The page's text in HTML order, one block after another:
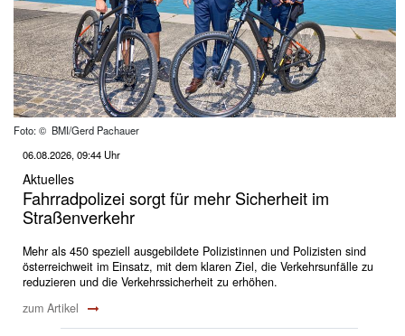
Foto: © BMI/Gerd Pachauer
06.08.2026, 09:44 Uhr
Aktuelles
Fahrradpolizei sorgt für mehr Sicherheit im
Straßenverkehr
Mehr als 450 speziell ausgebildete Polizistinnen und Polizisten sind
österreichweit im Einsatz, mit dem klaren Ziel, die Verkehrsunfälle zu
reduzieren und die Verkehrssicherheit zu erhöhen.
zum Artikel